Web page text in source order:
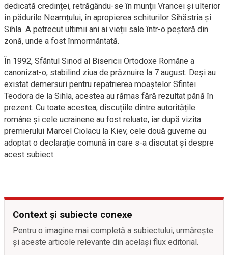
dedicată credinței, retrăgându-se în munții Vrancei și ulterior
în pădurile Neamțului, în apropierea schiturilor Sihăstria și
Sihla. A petrecut ultimii ani ai vieții sale într-o peșteră din
zonă, unde a fost înmormântată.
În 1992, Sfântul Sinod al Bisericii Ortodoxe Române a
canonizat-o, stabilind ziua de prăznuire la 7 august. Deși au
existat demersuri pentru repatrierea moaștelor Sfintei
Teodora de la Sihla, acestea au rămas fără rezultat până în
prezent. Cu toate acestea, discuțiile dintre autoritățile
române și cele ucrainene au fost reluate, iar după vizita
premierului Marcel Ciolacu la Kiev, cele două guverne au
adoptat o declarație comună în care s-a discutat și despre
acest subiect.
Context și subiecte conexe
Pentru o imagine mai completă a subiectului, urmărește
și aceste articole relevante din același flux editorial.